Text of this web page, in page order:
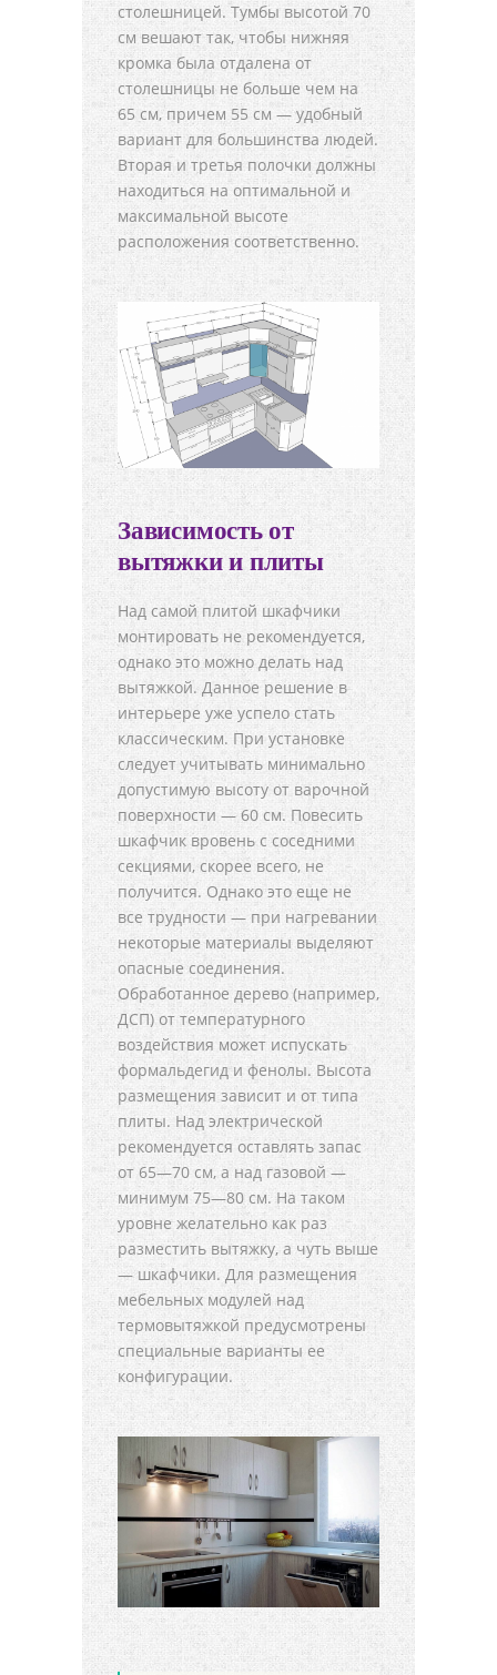
столешницей. Тумбы высотой 70
см вешают так, чтобы нижняя
кромка была отдалена от
столешницы не больше чем на
65 см, причем 55 см — удобный
вариант для большинства людей.
Вторая и третья полочки должны
находиться на оптимальной и
максимальной высоте
расположения соответственно.
Зависимость от
вытяжки и плиты
Над самой плитой шкафчики
монтировать не рекомендуется,
однако это можно делать над
вытяжкой. Данное решение в
интерьере уже успело стать
классическим. При установке
следует учитывать минимально
допустимую высоту от варочной
поверхности — 60 см. Повесить
шкафчик вровень с соседними
секциями, скорее всего, не
получится. Однако это еще не
все трудности — при нагревании
некоторые материалы выделяют
опасные соединения.
Обработанное дерево (например,
ДСП) от температурного
воздействия может испускать
формальдегид и фенолы. Высота
размещения зависит и от типа
плиты. Над электрической
рекомендуется оставлять запас
от 65—70 см, а над газовой —
минимум 75—80 см. На таком
уровне желательно как раз
разместить вытяжку, а чуть выше
— шкафчики. Для размещения
мебельных модулей над
термовытяжкой предусмотрены
специальные варианты ее
конфигурации.